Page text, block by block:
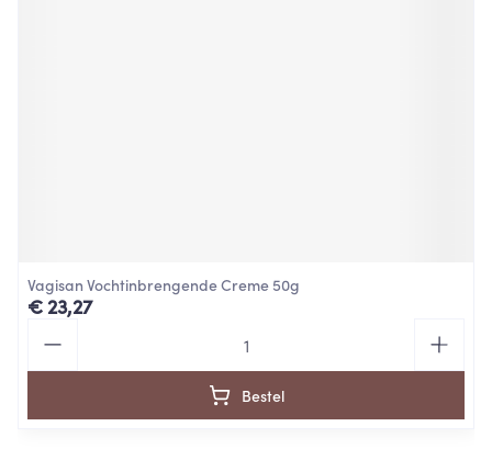
Vagisan Vochtinbrengende Creme 50g
€ 23,27
Bestel